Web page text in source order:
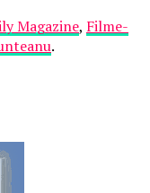
Magazine, Filme-
.